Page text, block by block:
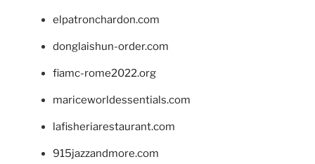
elpatronchardon.com
donglaishun-order.com
fiamc-rome2022.org
mariceworldessentials.com
lafisheriarestaurant.com
915jazzandmore.com